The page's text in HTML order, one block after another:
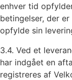
enhver tid
betingelser, der
opfylde sin
3.4. Ved et
har indgået en
registreres af